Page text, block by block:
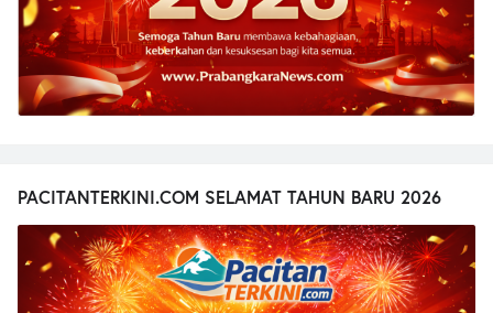
PACITANTERKINI.COM SELAMAT TAHUN BARU 2026